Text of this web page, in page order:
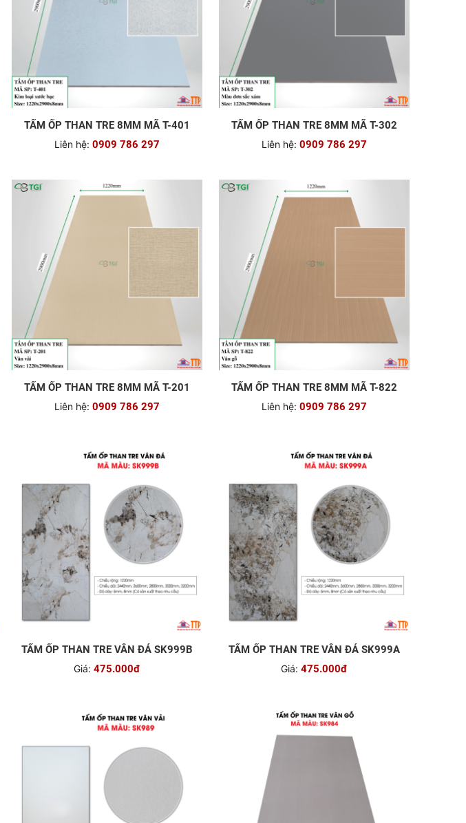
TẤM ỐP THAN TRE 8MM MÃ T-401
Liên hệ: 0909 786 297
TẤM ỐP THAN TRE 8MM MÃ T-302
Liên hệ: 0909 786 297
TẤM ỐP THAN TRE 8MM MÃ T-201
Liên hệ: 0909 786 297
TẤM ỐP THAN TRE 8MM MÃ T-822
Liên hệ: 0909 786 297
TẤM ỐP THAN TRE VÂN ĐÁ SK999B
Giá: 475.000đ
TẤM ỐP THAN TRE VÂN ĐÁ SK999A
Giá: 475.000đ